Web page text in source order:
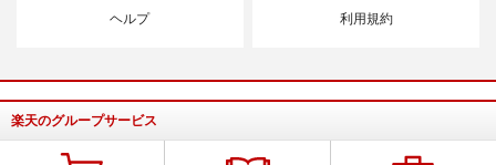
ヘルプ 利用規約
楽天のグループサービス